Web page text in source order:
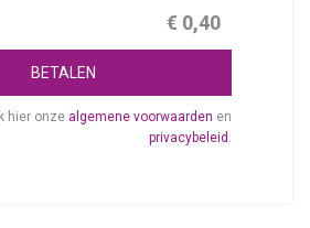
€ 0,40
BETALEN
hier onze algemene voorwaarden en
privacybeleid .